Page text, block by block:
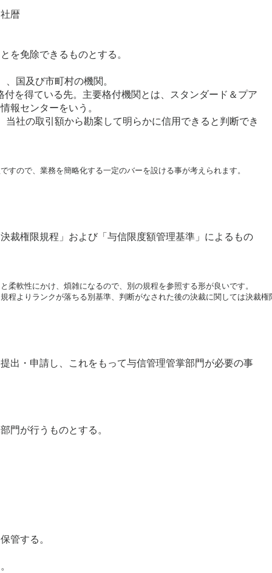
暦
を免除できるものとする。
国及び市町村の機関。
を得ている先。主要格付機関とは、スタンダード＆プア
報センターをいう。
社の取引額から勘案して明らかに信用できると判断でき
ので、業務を簡略化する一定のバーを設ける事が考えられます。
裁権限規程」および「与信限度額管理基準」によるもの
軟性にかけ、煩雑になるので、別の規程を参照する形が良いです。
程よりランクが落ちる別基準、判断がなされた後の決裁に関しては決裁
出・申請し、これをもって与信管理管掌部門が必要の事
門が行うものとする。
管する。